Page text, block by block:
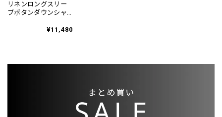
リネンロングスリー
ブボタンダウンシャ
¥11,480